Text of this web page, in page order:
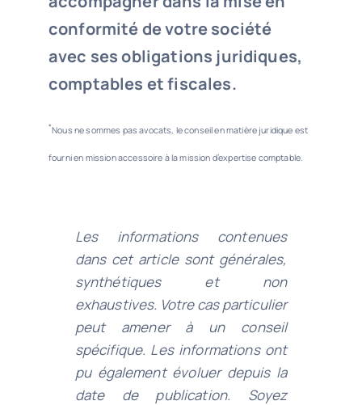
conformité de votre société
avec ses obligations juridiques,
comptables et fiscales.
*Nous ne sommes pas avocats, le conseil en matière juridique est
fourni en mission accessoire à la mission d’expertise comptable.
Les informations contenues
dans cet article sont générales,
synthétiques et non
exhaustives. Votre cas particulier
peut amener à un conseil
spécifique. Les informations ont
pu également évoluer depuis la
date de publication. Soyez